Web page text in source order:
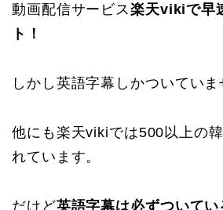
動画配信サービス楽天vikiで早
ト！
しかし英語字幕しかついていま
他にも楽天vikiでは500以上の
れています。
だけど英語字幕は必ずついて